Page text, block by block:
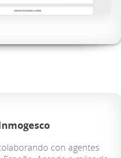
con agentes